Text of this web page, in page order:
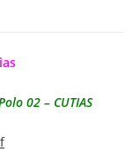
02 – CUTIAS